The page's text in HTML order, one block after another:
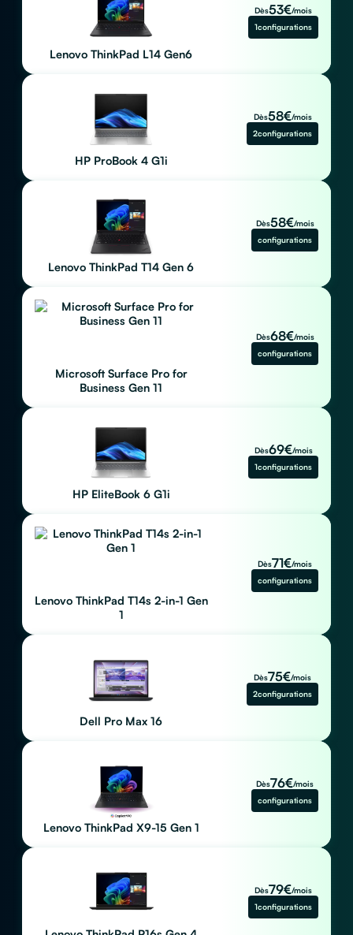
Lenovo ThinkPad L14 Gen6
Dès53€/mois
1configurations
HP ProBook 4 G1i
Dès58€/mois
2configurations
Lenovo ThinkPad T14 Gen 6
Dès58€/mois
configurations
Microsoft Surface Pro for
Business Gen 11
Dès68€/mois
configurations
HP EliteBook 6 G1i
Dès69€/mois
1configurations
Lenovo ThinkPad T14s 2-in-1 Gen
1
Dès71€/mois
configurations
Dell Pro Max 16
Dès75€/mois
2configurations
Lenovo ThinkPad X9-15 Gen 1
Dès76€/mois
configurations
Dès79€/mois
1configurations